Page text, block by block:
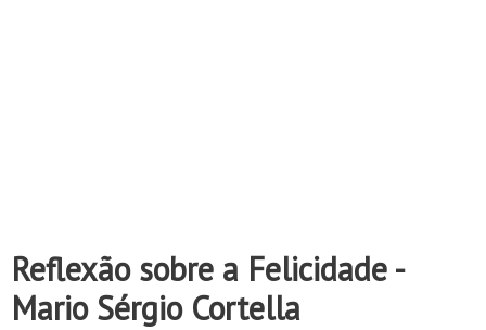
Reflexão sobre a Felicidade -
Mario Sérgio Cortella